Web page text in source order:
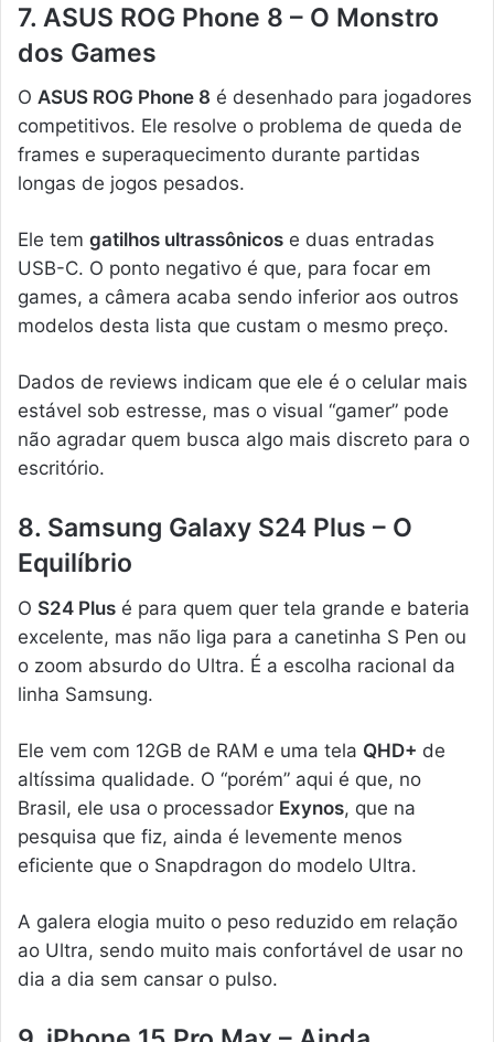
7. ASUS ROG Phone 8 – O Monstro
dos Games
O ASUS ROG Phone 8 é desenhado para jogadores
competitivos. Ele resolve o problema de queda de
frames e superaquecimento durante partidas
longas de jogos pesados.
Ele tem gatilhos ultrassônicos e duas entradas
USB-C. O ponto negativo é que, para focar em
games, a câmera acaba sendo inferior aos outros
modelos desta lista que custam o mesmo preço.
Dados de reviews indicam que ele é o celular mais
estável sob estresse, mas o visual “gamer” pode
não agradar quem busca algo mais discreto para o
escritório.
8. Samsung Galaxy S24 Plus – O
Equilíbrio
O S24 Plus é para quem quer tela grande e bateria
excelente, mas não liga para a canetinha S Pen ou
o zoom absurdo do Ultra. É a escolha racional da
linha Samsung.
Ele vem com 12GB de RAM e uma tela QHD+ de
altíssima qualidade. O “porém” aqui é que, no
Brasil, ele usa o processador Exynos, que na
pesquisa que fiz, ainda é levemente menos
eficiente que o Snapdragon do modelo Ultra.
A galera elogia muito o peso reduzido em relação
ao Ultra, sendo muito mais confortável de usar no
dia a dia sem cansar o pulso.